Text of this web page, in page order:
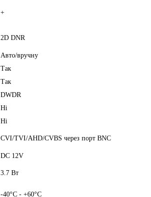
+
2D DNR
Авто/вручну
Так
Так
DWDR
Ні
Ні
CVI/TVI/AHD/CVBS через порт BNC
DC 12V
3.7 Вт
-40°C - +60°C